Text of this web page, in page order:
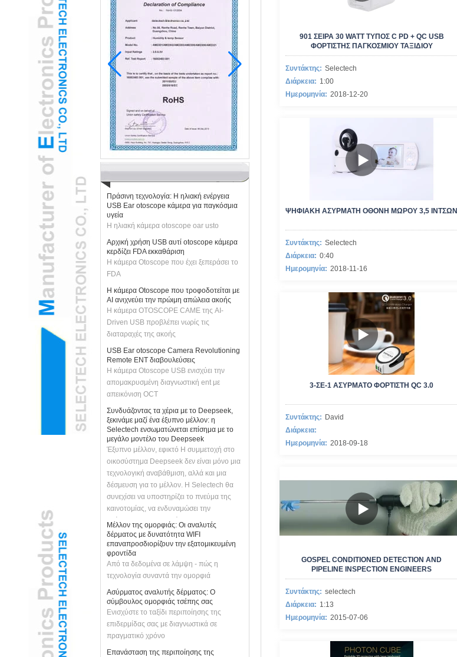
Το Pediatric Ent υιοθετεί κάμερα otoscope
otoscope usb για να μειώσει το άγχος των
παιδιών
H2 "AR-ενισχυμένη κάμερα USB Ear
otoscope μεταμορφώνει παιδιατρικές
Πράσινη τεχνολογία: Η ηλιακή ενέργεια
USB Ear otoscope κάμερα για παγκόσμια
υγεία
Η ηλιακή κάμερα otoscope oar usto
Αρχική χρήση USB αυτί otoscope κάμερα
κερδίζει FDA εκκαθάριση
Η κάμερα Otoscope που έχει ξεπεράσει το
FDA
AI ανιχνεύει την πρώιμη απώλεια ακοής
Η κάμερα OTOSCOPE CAME της AI-
Driven USB προβλέπει νωρίς τις
διαταραχές της ακοής
USB Ear otoscope Camera Revolutioning
Remote ENT διαβουλεύσεις
Η κάμερα Otoscope USB ενισχύει την
απομακρυσμένη διαγνωστική ent με
απεικόνιση OCT
Συνδυάζοντας τα χέρια με το Deepseek,
ξεκινάμε μαζί ένα έξυπνο μέλλον: η
Selectech ενσωματώνεται επίσημα με το
μεγάλο μοντέλο του Deepseek
Έξυπνο μέλλον, εφικτό Η συμμετοχή στο
οικοσύστημα Deepseek δεν είναι μόνο μια
τεχνολογική αναβάθμιση, αλλά και μια
δέσμευση για το μέλλον. Η Selectech θα
συνεχίσει να υποστηρίζει το πνεύμα της
καινοτομίας, να ενδυναμώσει την
ανάπτυξη των επιχειρήσεων με την
τεχνολογία AI και να φέρει τους πελάτες
πιο έξυπνες και πιο αποτελεσματικές
λύσεις. Ας ενώσουμε τα χέρια με το
Deepseek για να απελευθερώσουμε το
έξυπνο μέλλον και να δημιουργήσουμε
μαζί τις άπειρες δυνατότητες!
Μέλλον της ομορφιάς: Οι αναλυτές
δέρματος με δυνατότητα WIFI
επαναπροσδιορίζουν την εξατομικευμένη
φροντίδα
Από τα δεδομένα σε λάμψη - πώς η
τεχνολογία συναντά την ομορφιά
Ασύρματος αναλυτής δέρματος: Ο
σύμβουλος ομορφιάς τσέπης σας
Ενισχύστε το ταξίδι περιποίησης της
επιδερμίδας σας με διαγνωστικά σε
πραγματικό χρόνο
Επανάσταση της περιποίησης της
επιδερμίδας με το WiFi WiLeless Skin
901 ΣΕΙΡΆ 30 WATT ΤΎΠΟΣ C PD + QC USB
ΦΟΡΤΙΣΤΉΣ ΠΑΓΚΌΣΜΙΟΥ ΤΑΞΙΔΙΟΎ
Συντάκτης: Selectech
Διάρκεια: 1:00
Ημερομηνία: 2018-12-20
ΨΗΦΙΑΚΉ ΑΣΎΡΜΑΤΗ ΟΘΌΝΗ ΜΩΡΟΎ 3,5 ΙΝΤΣΏΝ
Συντάκτης: Selectech
Διάρκεια: 0:40
Ημερομηνία: 2018-11-16
3-ΣΕ-1 ΑΣΎΡΜΑΤΟ ΦΟΡΤΙΣΤΉ QC 3.0
Συντάκτης: David
Διάρκεια:
Ημερομηνία: 2018-09-18
GOSPEL CONDITIONED DETECTION AND
PIPELINE INSPECTION ENGINEERS
Συντάκτης: selectech
Διάρκεια: 1:13
Ημερομηνία: 2015-07-06